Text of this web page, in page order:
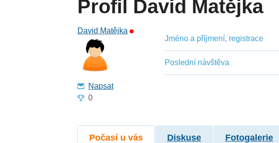
Profil David Matějka
David Matějka
Napsat
0
Jméno a příjmení, registrace
Poslední návštěva
Počasí u vás Diskuse Fotogalerie